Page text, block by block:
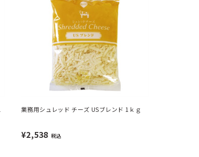
業務用シュレッド チーズ USブレンド 1ｋｇ
¥2,538 税込